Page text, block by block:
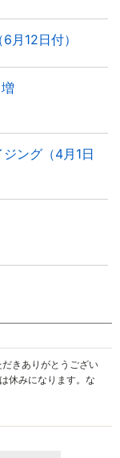
月12日付）
ジング（4月1日
だきありがとうござい
休みになります。な